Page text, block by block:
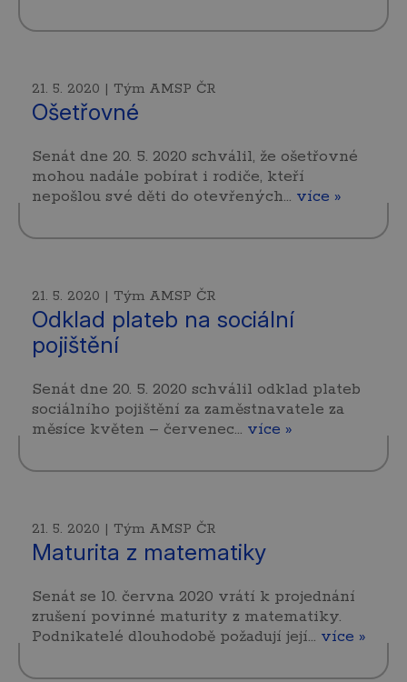
21. 5. 2020 | Tým AMSP ČR
Ošetřovné
Senát dne 20. 5. 2020 schválil, že ošetřovné
mohou nadále pobírat i rodiče, kteří
nepošlou své děti do otevřených… více »
21. 5. 2020 | Tým AMSP ČR
Odklad plateb na sociální
pojištění
Senát dne 20. 5. 2020 schválil odklad plateb
sociálního pojištění za zaměstnavatele za
měsíce květen – červenec… více »
21. 5. 2020 | Tým AMSP ČR
Maturita z matematiky
Senát se 10. června 2020 vrátí k projednání
zrušení povinné maturity z matematiky.
Podnikatelé dlouhodobě požadují její… více »